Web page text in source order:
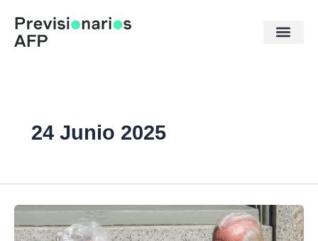
contenido
24 Junio 2025